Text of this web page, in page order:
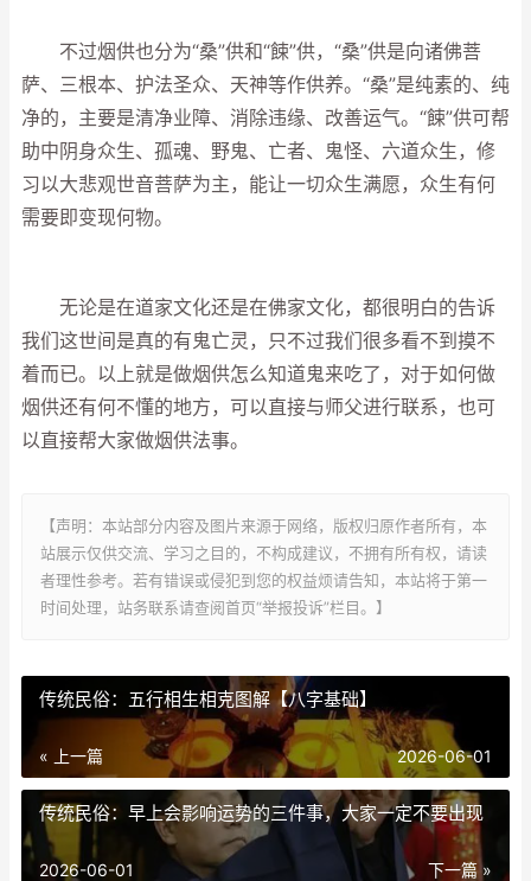
不过烟供也分为“桑”供和“餗”供，“桑”供是向诸佛菩
萨、三根本、护法圣众、天神等作供养。“桑”是纯素的、纯
净的，主要是清净业障、消除违缘、改善运气。“餗”供可帮
助中阴身众生、孤魂、野鬼、亡者、鬼怪、六道众生，修
习以大悲观世音菩萨为主，能让一切众生满愿，众生有何
需要即变现何物。
无论是在道家文化还是在佛家文化，都很明白的告诉
我们这世间是真的有鬼亡灵，只不过我们很多看不到摸不
着而已。以上就是做烟供怎么知道鬼来吃了，对于如何做
烟供还有何不懂的地方，可以直接与师父进行联系，也可
以直接帮大家做烟供法事。
【声明：本站部分内容及图片来源于网络，版权归原作者所有，本
站展示仅供交流、学习之目的，不构成建议，不拥有所有权，请读
者理性参考。若有错误或侵犯到您的权益烦请告知，本站将于第一
时间处理，站务联系请查阅首页“举报投诉”栏目。】
传统民俗：五行相生相克图解【八字基础】
« 上一篇 2026-06-01
传统民俗：早上会影响运势的三件事，大家一定不要出现
下一篇 »
2026-06-01